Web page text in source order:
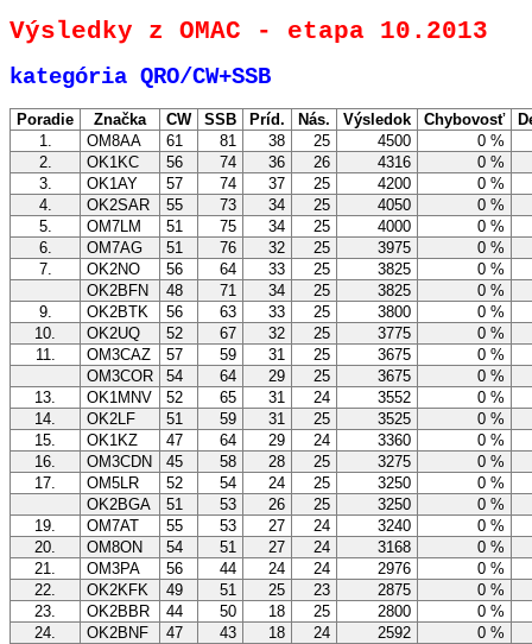
Výsledky z OMAC - etapa 10.2013
kategória QRO/CW+SSB
Poradie Značka CW SSB Príd. Nás. Výsledok Chybovosť
1.
OM8AA 61 81 38 25 4500
0 %
2.
OK1KC 56 74 36 26 4316
0 %
3.
OK1AY 57 74 37 25 4200
0 %
4.
OK2SAR 55 73 34 25 4050
0 %
5.
OM7LM 51 75 34 25 4000
0 %
6.
OM7AG 51 76 32 25 3975
0 %
7.
OK2NO 56 64 33 25 3825
0 %
OK2BFN
48 71 34 25 3825
0 %
9.
OK2BTK 56 63 33 25 3800
0 %
10.
OK2UQ 52 67 32 25 3775
0 %
11.
OM3CAZ 57 59 31 25 3675
0 %
OM3COR
54 64 29 25 3675
0 %
13.
OK1MNV 52 65 31 24 3552
0 %
14.
OK2LF 51 59 31 25 3525
0 %
15.
OK1KZ 47 64 29 24 3360
0 %
16.
OM3CDN 45 58 28 25 3275
0 %
17.
OM5LR 52 54 24 25 3250
0 %
OK2BGA
51 53 26 25 3250
0 %
19.
OM7AT 55 53 27 24 3240
0 %
20.
OM8ON 54 51 27 24 3168
0 %
21.
OM3PA 56 44 24 24 2976
0 %
22.
OK2KFK 49 51 25 23 2875
0 %
23.
OK2BBR 44 50 18 25 2800
0 %
24.
OK2BNF 47 43 18 24 2592
0 %